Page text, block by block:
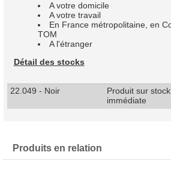
A votre domicile
A votre travail
En France métropolitaine, en
TOM
A l'étranger
Détail des stocks
22.049 - Noir
Produit sur
immédiate
Produits en relation